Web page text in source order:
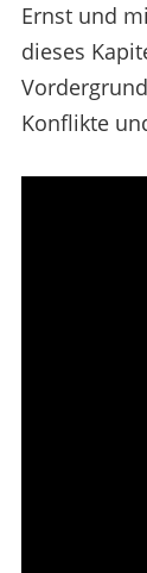
Ernst und
dieses
Konflikte